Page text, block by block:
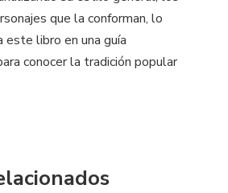
que la conforman, lo
este libro en una guía
conocer la tradición popular